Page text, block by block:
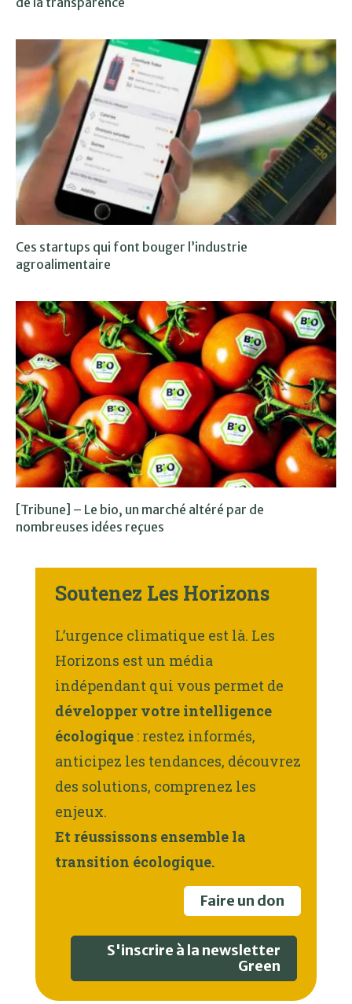
Ces startups qui font bouger l’industrie
agroalimentaire
[Tribune] – Le bio, un marché altéré par de
nombreuses idées reçues
Soutenez Les Horizons
L’urgence climatique est là. Les
Horizons est un média
indépendant qui vous permet de
développer votre intelligence
écologique : restez informés,
anticipez les tendances, découvrez
des solutions, comprenez les
enjeux.
Et réussissons ensemble la
transition écologique.
Faire un don
S'inscrire à la newsletter
Green